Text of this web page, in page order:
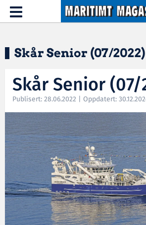
Hopp til hovedinnhold
Toggle
navigation
Skår Senior (07/2022)
Skår Senior (07/
Publisert: 28.06.2022 | Oppdatert: